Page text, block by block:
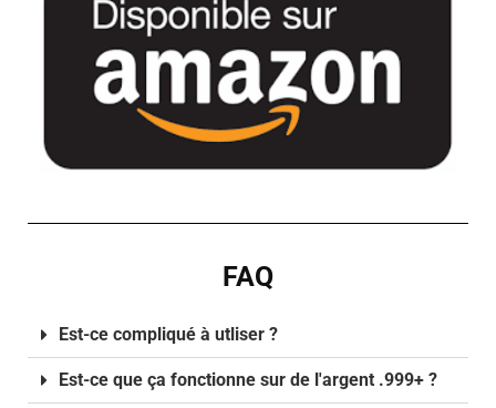
FAQ
Est-ce compliqué à utliser ?
Est-ce que ça fonctionne sur de l'argent .999+ ?